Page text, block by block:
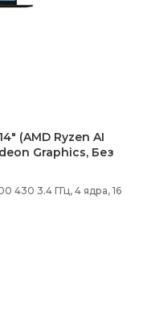
(AMD Ryzen AI
Graphics, Без
430 3.4 ГГц, 4 ядра, 16